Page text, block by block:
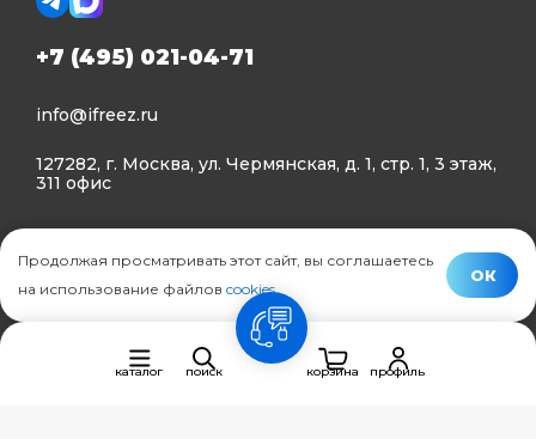
+7 (495) 021-04-71
info@ifreez.ru
127282, г. Москва, ул. Чермянская, д. 1, стр. 1, 3 этаж,
311 офис
Политика конфиденциальности
Политика использования Cookies
© Ifreez - продажа и установка климатической техники,
каталог поиск
связь
корзина
профиль
Продолжая просматривать этот сайт, вы соглашаетесь
на использование файлов cookies.
ОК